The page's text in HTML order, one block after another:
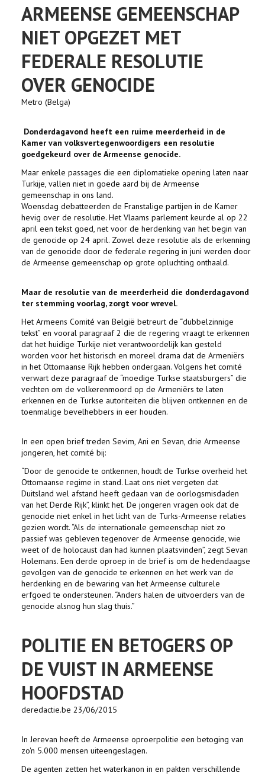
ARMEENSE GEMEENSCHAP
NIET OPGEZET MET
FEDERALE RESOLUTIE
OVER GENOCIDE
Metro (Belga)
Donderdagavond heeft een ruime meerderheid in de
Kamer van volksvertegenwoordigers een resolutie
goedgekeurd over de Armeense genocide.
Maar enkele passages die een diplomatieke opening laten naar
Turkije, vallen niet in goede aard bij de Armeense
gemeenschap in ons land.
Woensdag debatteerden de Franstalige partijen in de Kamer
hevig over de resolutie. Het Vlaams parlement keurde al op 22
april een tekst goed, net voor de herdenking van het begin van
de genocide op 24 april. Zowel deze resolutie als de erkenning
van de genocide door de federale regering in juni werden door
de Armeense gemeenschap op grote opluchting onthaald.
Maar de resolutie van de meerderheid die donderdagavond
ter stemming voorlag, zorgt voor wrevel.
Het Armeens Comité van België betreurt de “dubbelzinnige
tekst” en vooral paragraaf 2 die de regering vraagt te erkennen
dat het huidige Turkije niet verantwoordelijk kan gesteld
worden voor het historisch en moreel drama dat de Armeniërs
in het Ottomaanse Rijk hebben ondergaan. Volgens het comité
verwart deze paragraaf de “moedige Turkse staatsburgers” die
vechten om de volkerenmoord op de Armeniërs te laten
erkennen en de Turkse autoriteiten die blijven ontkennen en de
toenmalige bevelhebbers in eer houden.
In een open brief treden Sevim, Ani en Sevan, drie Armeense
jongeren, het comité bij:
“Door de genocide te ontkennen, houdt de Turkse overheid het
Ottomaanse regime in stand. Laat ons niet vergeten dat
Duitsland wel afstand heeft gedaan van de oorlogsmisdaden
van het Derde Rijk”, klinkt het. De jongeren vragen ook dat de
genocide niet enkel in het licht van de Turks-Armeense relaties
gezien wordt. “Als de internationale gemeenschap niet zo
passief was gebleven tegenover de Armeense genocide, wie
weet of de holocaust dan had kunnen plaatsvinden”, zegt Sevan
Holemans. Een derde oproep in de brief is om de hedendaagse
gevolgen van de genocide te erkennen en het werk van de
herdenking en de bewaring van het Armeense culturele
erfgoed te ondersteunen. “Anders halen de uitvoerders van de
genocide alsnog hun slag thuis.”
POLITIE EN BETOGERS OP
DE VUIST IN ARMEENSE
HOOFDSTAD
deredactie.be 23/06/2015
In Jerevan heeft de Armeense oproerpolitie een betoging van
zo'n 5.000 mensen uiteengeslagen.
De agenten zetten het waterkanon in en pakten verschillende